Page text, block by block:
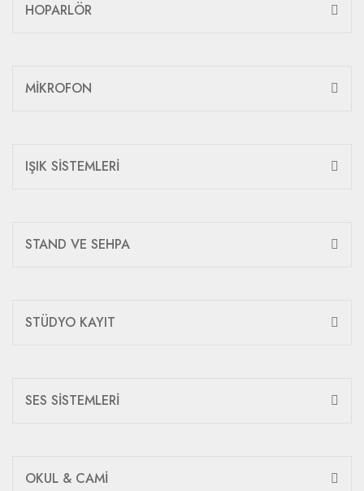
HOPARLÖR
MİKROFON
IŞIK SİSTEMLERİ
STAND VE SEHPA
STÜDYO KAYIT
SES SİSTEMLERİ
OKUL & CAMİ